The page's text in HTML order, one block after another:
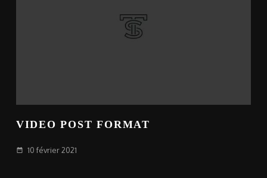
VIDEO POST FORMAT
date_range 10 février 2021